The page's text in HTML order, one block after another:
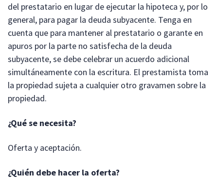
del prestatario en lugar de ejecutar la hipoteca y, por lo
general, para pagar la deuda subyacente. Tenga en
cuenta que para mantener al prestatario o garante en
apuros por la parte no satisfecha de la deuda
subyacente, se debe celebrar un acuerdo adicional
simultáneamente con la escritura. El prestamista toma
la propiedad sujeta a cualquier otro gravamen sobre la
propiedad.
¿Qué se necesita?
Oferta y aceptación.
¿Quién debe hacer la oferta?